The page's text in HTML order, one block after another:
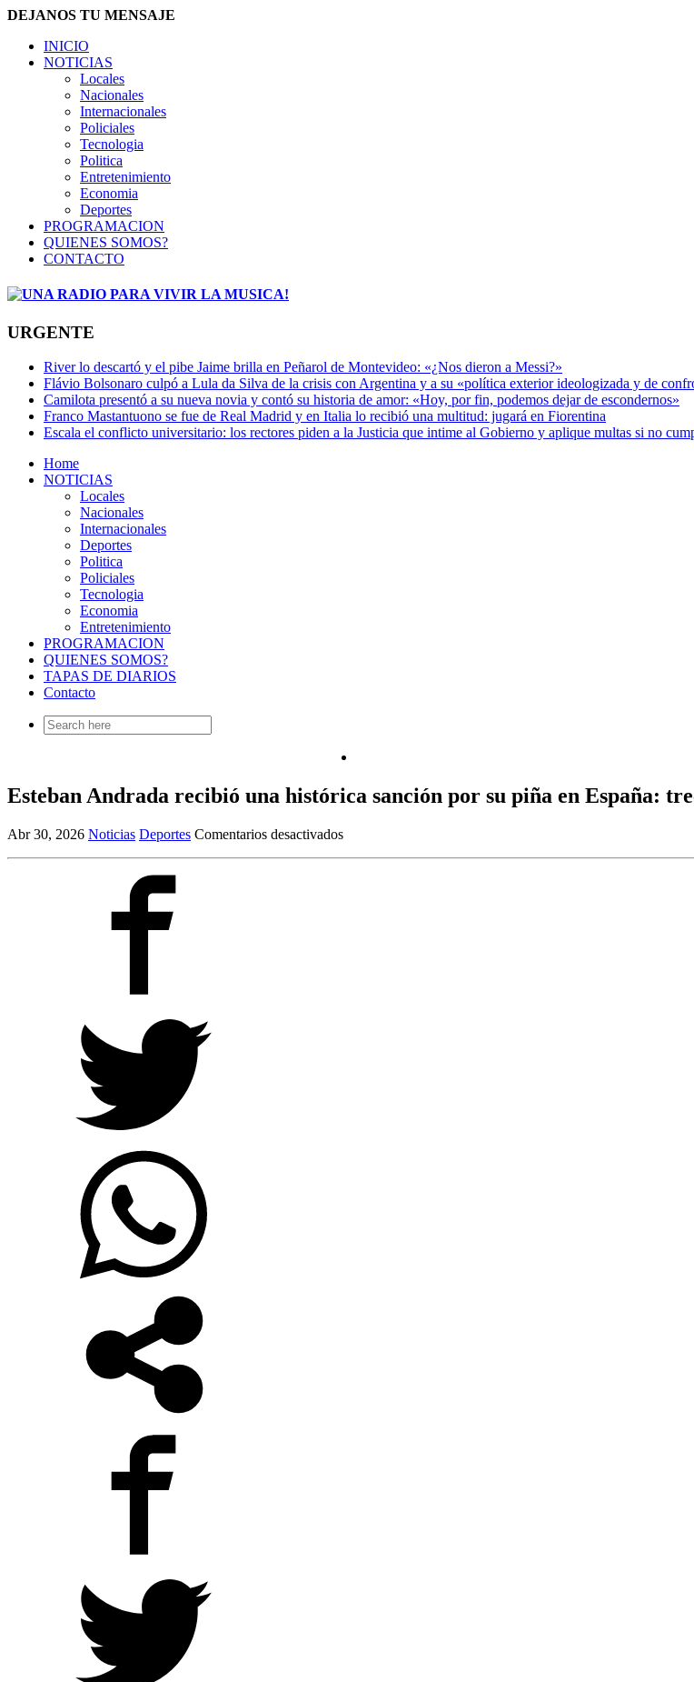
DEJANOS TU MENSAJE
INICIO
NOTICIAS
Locales
Nacionales
Internacionales
Policiales
Tecnologia
Politica
Entretenimiento
Economia
Deportes
PROGRAMACION
QUIENES SOMOS?
CONTACTO
URGENTE
River lo descartó y el pibe Jaime brilla en Peñarol de Montevideo: «¿Nos dieron a Messi?»
Flávio Bolsonaro culpó a Lula da Silva de la crisis con Argentina y a su «política exterior ideologizada y de
Camilota presentó a su nueva novia y contó su historia de amor: «Hoy, por fin, podemos dejar de escondernos»
Franco Mastantuono se fue de Real Madrid y en Italia lo recibió una multitud: jugará en Fiorentina
Escala el conflicto universitario: los rectores piden a la Justicia que intime al Gobierno y aplique multas si no
Home
NOTICIAS
Locales
Nacionales
Internacionales
Deportes
Politica
Policiales
Tecnologia
Economia
Entretenimiento
PROGRAMACION
QUIENES SOMOS?
TAPAS DE DIARIOS
Contacto
Search
for:
Esteban Andrada recibió una histórica sanción por su piña en España:
Abr 30, 2026 Noticias Deportes Comentarios desactivadosen